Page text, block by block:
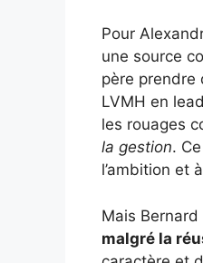
Pour
une source
père prendre
LVMH en
les rouages
la gestion.
l’ambition et
Mais
malgré la